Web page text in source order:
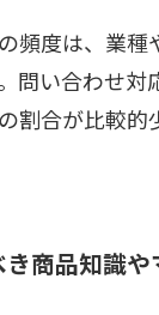
頻度は、業種
問い合わせ対
割合が比較的
商品知識